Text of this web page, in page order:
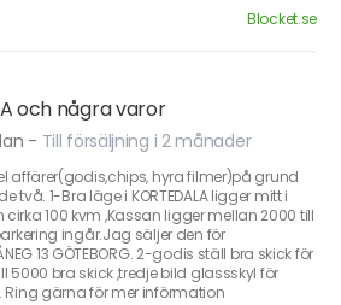
Blocket.se
och några varor
- Till försäljning i 2 månader
affärer(godis,chips, hyra filmer)på grund
två. 1-Bra läge i KORTEDALA ligger mitt i
100 kvm ,Kassan ligger mellan 2000 till
ingår.Jag säljer den för
13 GÖTEBORG. 2-godis ställ bra skick för
bra skick ,tredje bild glassskyl för
Ring gärna för mer införmation